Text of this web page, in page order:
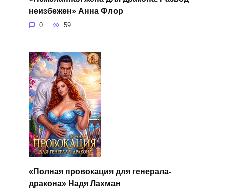
неизбежен» Анна Флор
0 59
«Полная провокация для генерала-
дракона» Надя Лахман